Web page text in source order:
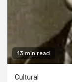
13 min read
Cultural